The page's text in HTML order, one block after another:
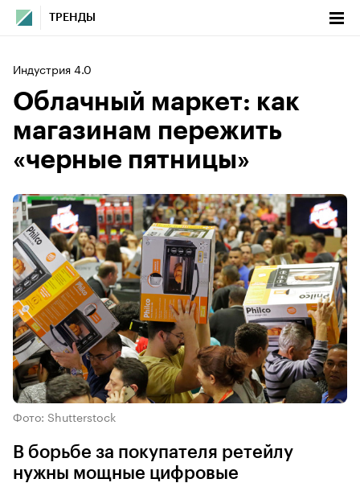
ТРЕНДЫ
Индустрия 4.0
Облачный маркет: как
магазинам пережить
«черные пятницы»
Фото: Shutterstock
В борьбе за покупателя ретейлу
нужны мощные цифровые